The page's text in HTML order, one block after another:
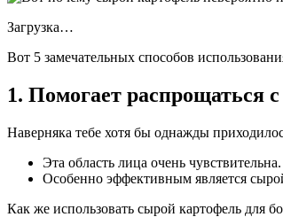
Загрузка…
Вот 5 замечательных способов
1. Помогает распрощаться
Наверняка тебе хотя бы однажды
Эта область лица очень
Особенно эффективным является
Как же использовать сырой картофель для